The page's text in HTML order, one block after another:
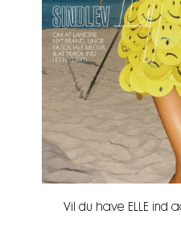
Vil du have ELLE ind